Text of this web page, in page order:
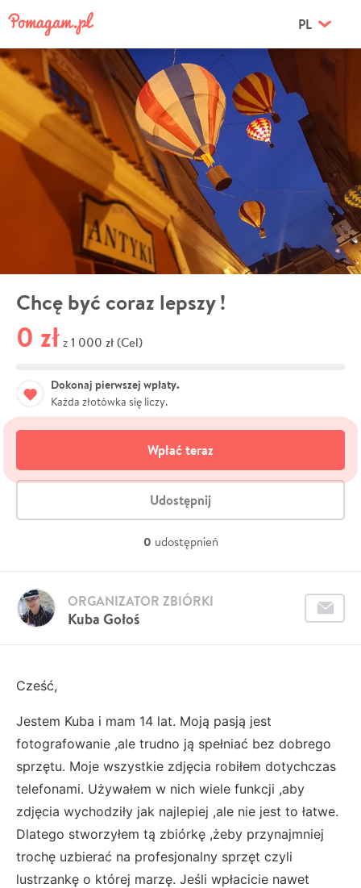
PL
Chcę być coraz lepszy !
0 zł z 1 000 zł (Cel)
Dokonaj pierwszej wpłaty.
Każda złotówka się liczy.
Wpłać teraz
Udostępnij
0 udostępnień
Kuba Gołoś
ORGANIZATOR ZBIÓRKI
Cześć,
Jestem Kuba i mam 14 lat. Moją pasją jest
fotografowanie ,ale trudno ją spełniać bez dobrego
sprzętu. Moje wszystkie zdjęcia robiłem dotychczas
telefonami. Używałem w nich wiele funkcji ,aby
zdjęcia wychodziły jak najlepiej ,ale nie jest to łatwe.
Dlatego stworzyłem tą zbiórkę ,żeby przynajmniej
trochę uzbierać na profesjonalny sprzęt czyli
lustrzankę o której marzę. Jeśli wpłacicie nawet